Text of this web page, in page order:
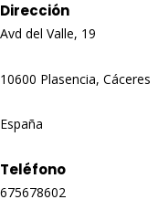
Dirección
Avd del Valle, 19
10600 Plasencia, Cáceres
España
Teléfono
675678602